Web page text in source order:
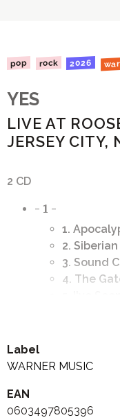
pop rock 2026
YES
LIVE AT
JERSEY
2 CD
- 1 -
1.
2.
3. Sound
4. The
5. I've
8. Long
9. The
11. Olias
- 2 -
Label
WARNER MUSIC
EAN
0603497805396